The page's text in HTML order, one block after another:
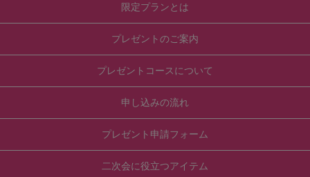
限定プランとは
プレゼントのご案内
プレゼントコースについて
申し込みの流れ
プレゼント申請フォーム
二次会に役立つアイテム